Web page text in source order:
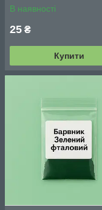
В наявності
25 ₴
Купити